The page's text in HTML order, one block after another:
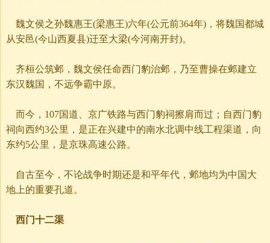
魏文侯之孙魏惠王(梁惠王)六年(公元前364年)，将魏国都城
从安邑(今山西夏县)迁至大梁(今河南开封)。
齐桓公筑邺，魏文侯任命西门豹治邺，乃至曹操在邺建立
东汉魏国，不远争霸中原。
而今，107国道、京广铁路与西门豹祠擦肩而过；自西门豹
祠向西约3公里，是正在兴建中的南水北调中线工程渠道，向
东约5公里，是京珠高速公路。
自古至今，不论战争时期还是和平年代，邺地均为中国大
地上的重要孔道。
西门十二渠